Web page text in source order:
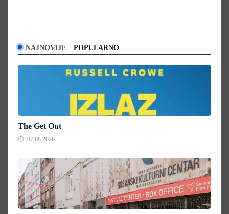
NAJNOVIJE POPULARNO
The Get Out
07.08.2026.